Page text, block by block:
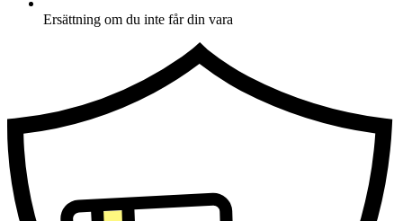
Ersättning om du inte får din vara